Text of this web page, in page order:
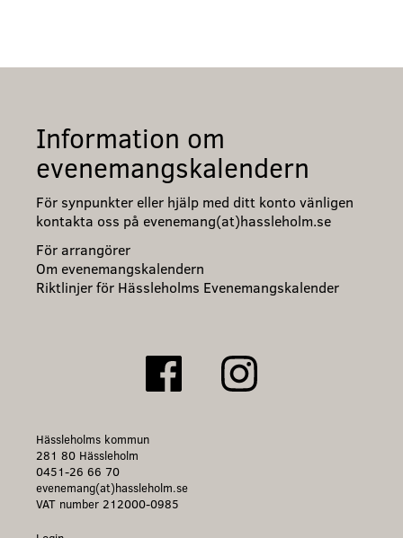
Information om
evenemangskalendern
För synpunkter eller hjälp med ditt konto vänligen
kontakta oss på evenemang(at)hassleholm.se
För arrangörer
Om evenemangskalendern
Riktlinjer för Hässleholms Evenemangskalender
Hässleholms kommun
281 80 Hässleholm
0451-26 66 70
evenemang(at)hassleholm.se
VAT number 212000-0985